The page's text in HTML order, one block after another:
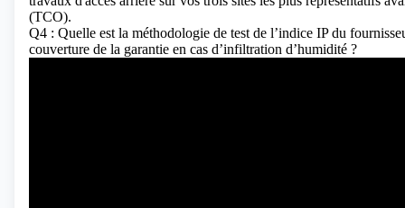
(TCO).
Q4 : Quelle est la méthodologie de test de l’indice IP du
couverture de la garantie en cas d’infiltration d’humidité ?